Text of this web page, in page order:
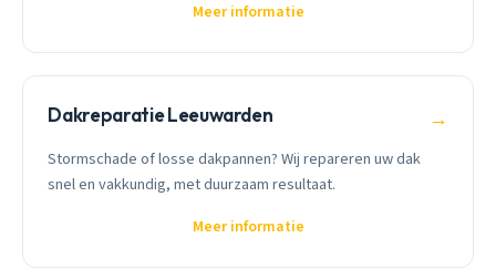
Meer informatie
Dakreparatie Leeuwarden →
Stormschade of losse dakpannen? Wij repareren uw dak
snel en vakkundig, met duurzaam resultaat.
Meer informatie